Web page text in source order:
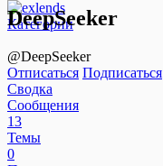
Категории
DeepSeeker
@DeepSeeker
Отписаться Подписаться
Сводка
Сообщения
13
Темы
0